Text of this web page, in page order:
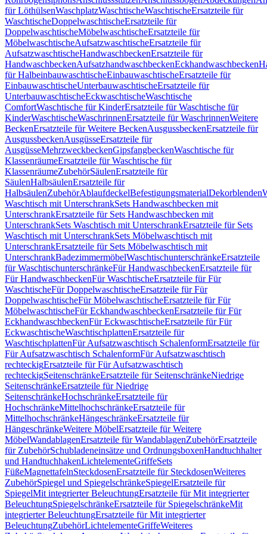
für LöthülsenWaschplatzWaschtischeWaschtischeErsatzteile für
WaschtischeDoppelwaschtischeErsatzteile für
DoppelwaschtischeMöbelwaschtischeErsatzteile für
MöbelwaschtischeAufsatzwaschtischeErsatzteile für
AufsatzwaschtischeHandwaschbeckenErsatzteile für
HandwaschbeckenAufsatzhandwaschbeckenEckhandwaschbecken
für HalbeinbauwaschtischeEinbauwaschtischeErsatzteile für
EinbauwaschtischeUnterbauwaschtischeErsatzteile für
UnterbauwaschtischeEckwaschtischeWaschtische
ComfortWaschtische für KinderErsatzteile für Waschtische für
KinderWaschtischeWaschrinnenErsatzteile für WaschrinnenWeitere
BeckenErsatzteile für Weitere BeckenAusgussbeckenErsatzteile für
AusgussbeckenAusgüsseErsatzteile für
AusgüsseMehrzweckbeckenGipsfangbeckenWaschtische für
KlassenräumeErsatzteile für Waschtische für
KlassenräumeZubehörSäulenErsatzteile für
SäulenHalbsäulenErsatzteile für
HalbsäulenZubehörAblaufdeckelBefestigungsmaterialDekorblenden
Waschtisch mit UnterschrankSets Handwaschbecken mit
UnterschrankErsatzteile für Sets Handwaschbecken mit
UnterschrankSets Waschtisch mit UnterschrankErsatzteile für Sets
Waschtisch mit UnterschrankSets Möbelwaschtisch mit
UnterschrankErsatzteile für Sets Möbelwaschtisch mit
UnterschrankBadezimmermöbelWaschtischunterschränkeErsatzteile
für WaschtischunterschränkeFür HandwaschbeckenErsatzteile für
Für HandwaschbeckenFür WaschtischeErsatzteile für Für
WaschtischeFür DoppelwaschtischeErsatzteile für Für
DoppelwaschtischeFür MöbelwaschtischeErsatzteile für Für
MöbelwaschtischeFür EckhandwaschbeckenErsatzteile für Für
EckhandwaschbeckenFür EckwaschtischeErsatzteile für Für
EckwaschtischeWaschtischplattenErsatzteile für
WaschtischplattenFür Aufsatzwaschtisch SchalenformErsatzteile für
Für Aufsatzwaschtisch SchalenformFür Aufsatzwaschtisch
rechteckigErsatzteile für Für Aufsatzwaschtisch
rechteckigSeitenschränkeErsatzteile für SeitenschränkeNiedrige
SeitenschränkeErsatzteile für Niedrige
SeitenschränkeHochschränkeErsatzteile für
HochschränkeMittelhochschränkeErsatzteile für
MittelhochschränkeHängeschränkeErsatzteile für
HängeschränkeWeitere MöbelErsatzteile für Weitere
MöbelWandablagenErsatzteile für WandablagenZubehörErsatzteile
für ZubehörSchubladeneinsätze und OrdnungsboxenHandtuchhalter
und HandtuchhakenLichtelementeGriffeSets
FüßeMagnettafelnSteckdosenErsatzteile für SteckdosenWeiteres
ZubehörSpiegel und SpiegelschränkeSpiegelErsatzteile für
SpiegelMit integrierter BeleuchtungErsatzteile für Mit integrierter
BeleuchtungSpiegelschränkeErsatzteile für SpiegelschränkeMit
integrierter BeleuchtungErsatzteile für Mit integrierter
BeleuchtungZubehörLichtelementeGriffeWeiteres